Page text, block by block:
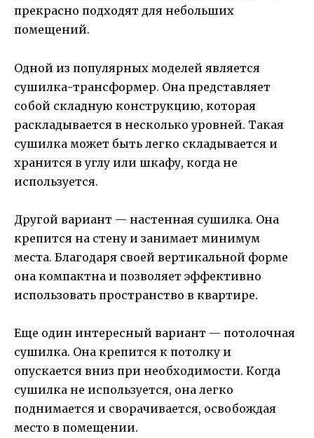
прекрасно подходят для небольших
помещений.
Одной из популярных моделей является
сушилка-трансформер. Она представляет
собой складную конструкцию, которая
раскладывается в несколько уровней. Такая
сушилка может быть легко складывается и
хранится в углу или шкафу, когда не
используется.
Другой вариант — настенная сушилка. Она
крепится на стену и занимает минимум
места. Благодаря своей вертикальной форме
она компактна и позволяет эффективно
использовать пространство в квартире.
Еще один интересный вариант — потолочная
сушилка. Она крепится к потолку и
опускается вниз при необходимости. Когда
сушилка не используется, она легко
поднимается и сворачивается, освобождая
место в помещении.